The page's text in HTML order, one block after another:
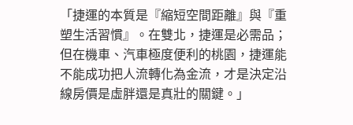
「捷運的本質是『縮短空間距離』與『重
塑生活習慣』。在雙北，捷運是必需品；
但在機車、汽車極度便利的桃園，捷運能
不能成功把人流轉化為金流，才是決定沿
線房價是虛胖還是真壯的關鍵。」